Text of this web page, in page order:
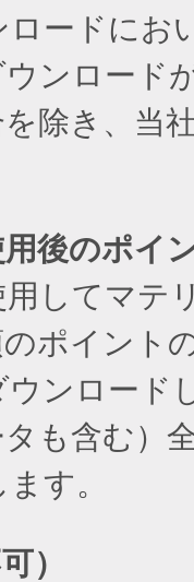
ードにお
ンロード
除き、当
後のポイ
してマテ
ポイント
ンロード
も含む）
す。
）